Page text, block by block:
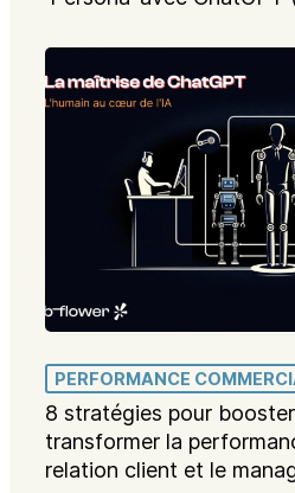
PERFORMANCE
8 stratégies pour
transformer la
relation client et le